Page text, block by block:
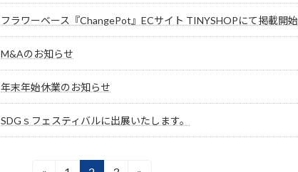
フラワーベース『ChangePot』ECサイト TINYSHOPにて掲載開始
M&Aのお知らせ
年末年始休業のお知らせ
SDGｓフェスティバルに出展いたします。